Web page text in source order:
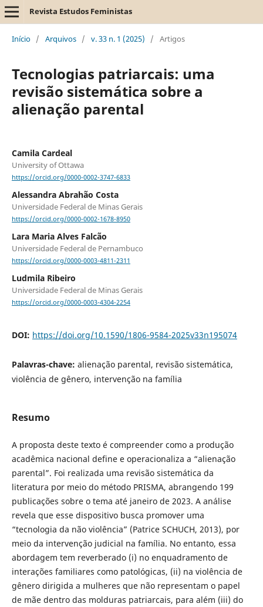
Revista Estudos Feministas
Início / Arquivos / v. 33 n. 1 (2025) / Artigos
Tecnologias patriarcais: uma
revisão sistemática sobre a
alienação parental
Camila Cardeal
University of Ottawa
https://orcid.org/0000-0002-3747-6833
Alessandra Abrahão Costa
Universidade Federal de Minas Gerais
https://orcid.org/0000-0002-1678-8950
Lara Maria Alves Falcão
Universidade Federal de Pernambuco
https://orcid.org/0000-0003-4811-2311
Ludmila Ribeiro
Universidade Federal de Minas Gerais
https://orcid.org/0000-0003-4304-2254
DOI: https://doi.org/10.1590/1806-9584-2025v33n195074
Palavras-chave: alienação parental, revisão sistemática,
violência de gênero, intervenção na família
Resumo
A proposta deste texto é compreender como a produção
acadêmica nacional define e operacionaliza a “alienação
parental”. Foi realizada uma revisão sistemática da
literatura por meio do método PRISMA, abrangendo 199
publicações sobre o tema até janeiro de 2023. A análise
revela que esse dispositivo busca promover uma
“tecnologia da não violência” (Patrice SCHUCH, 2013), por
meio da intervenção judicial na família. No entanto, essa
abordagem tem reverberado (i) no enquadramento de
interações familiares como patológicas, (ii) na violência de
gênero dirigida a mulheres que não representam o papel
de mãe dentro das molduras patriarcais, para além (iii) do